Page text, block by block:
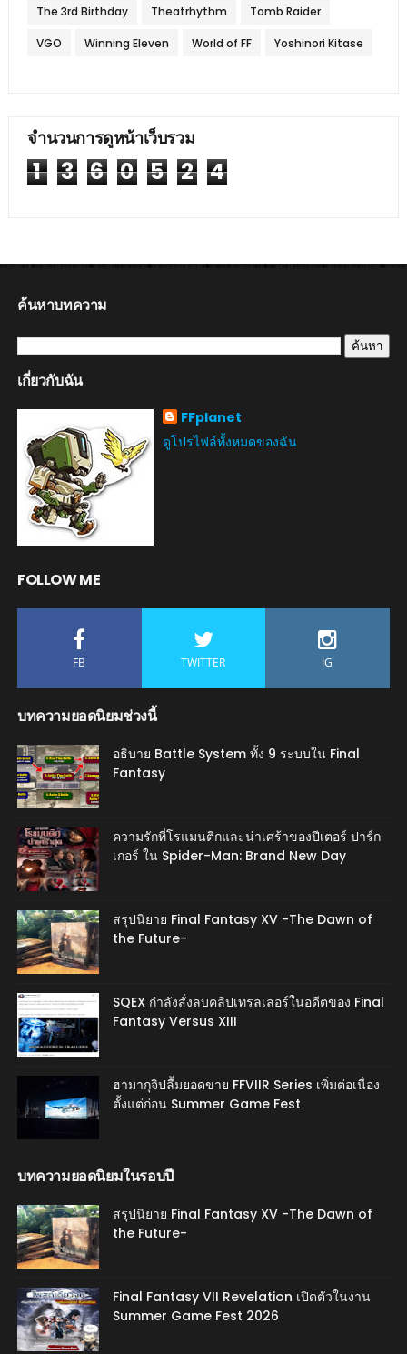
The 3rd Birthday Theatrhythm Tomb Raider
VGO Winning Eleven World of FF Yoshinori Kitase
จำนวนการดูหน้าเว็บรวม
1 3 6 0 5 2 4
ค้นหาบทความ
เกี่ยวกับฉัน
FFplanet
ดูโปรไฟล์ทั้งหมดของฉัน
FOLLOW ME
FB TWITTER IG
บทความยอดนิยมช่วงนี้
อธิบาย Battle System ทั้ง 9 ระบบใน Final
Fantasy
ความรักที่โรแมนติกและน่าเศร้าของปีเตอร์ ปาร์ก
เกอร์ ใน Spider-Man: Brand New Day
สรุปนิยาย Final Fantasy XV -The Dawn of
the Future-
SQEX กำลังสั่งลบคลิปเทรลเลอร์ในอดีตของ Final
Fantasy Versus XIII
ฮามากุจิปลื้มยอดขาย FFVIIR Series เพิ่มต่อเนื่อง
ตั้งแต่ก่อน Summer Game Fest
บทความยอดนิยมในรอบปี
สรุปนิยาย Final Fantasy XV -The Dawn of
the Future-
Final Fantasy VII Revelation เปิดตัวในงาน
Summer Game Fest 2026